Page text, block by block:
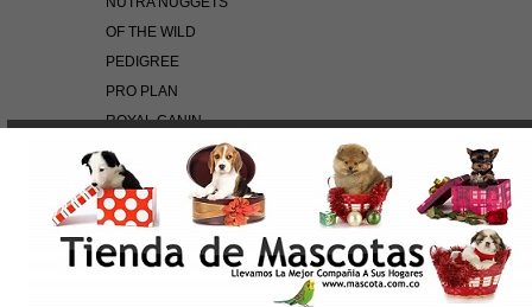
OF THE WILD
PEDIGREE
PRO PLAN
ROYAL CANIN
BÚSQUEDA RÁPIDA
Use palabras clave para encontrar el producto que
busca.
Búsqueda Avanzada